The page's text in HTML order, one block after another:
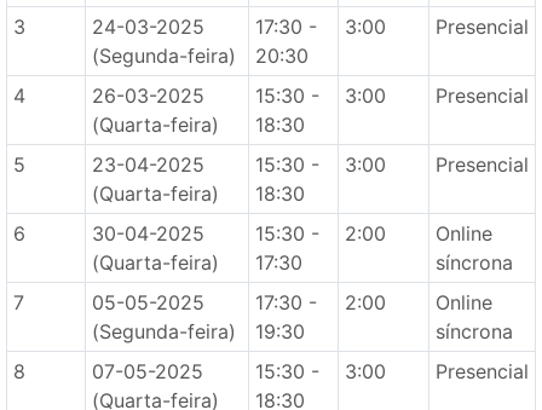
3
24-03-2025
(Segunda-feira)
17:30 -
20:30
3:00 Presencial
4
26-03-2025
(Quarta-feira)
15:30 -
18:30
3:00 Presencial
5
23-04-2025
(Quarta-feira)
15:30 -
18:30
3:00 Presencial
6
30-04-2025
(Quarta-feira)
15:30 -
17:30
2:00
Online
síncrona
7
05-05-2025
(Segunda-feira)
17:30 -
19:30
2:00
Online
síncrona
8
07-05-2025
(Quarta-feira)
15:30 -
18:30
3:00 Presencial